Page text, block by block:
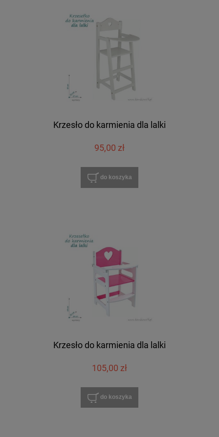
Krzesło do karmienia dla lalki
95,00 zł
do koszyka
Krzesło do karmienia dla lalki
105,00 zł
do koszyka